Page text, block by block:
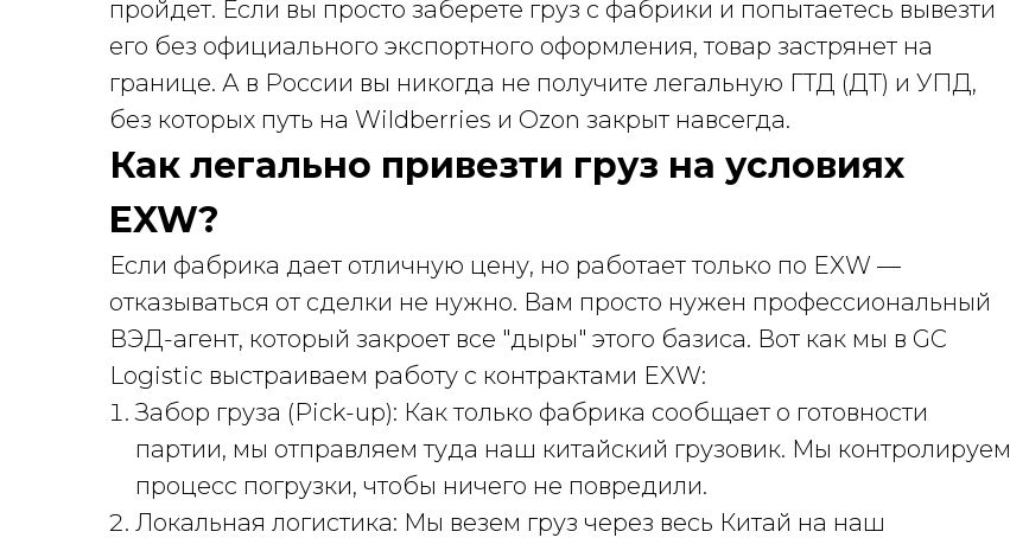
пройдет. Если вы просто заберете груз с фабрики и попытаетесь вывезти
его без официального экспортного оформления, товар застрянет на
границе. А в России вы никогда не получите легальную ГТД (ДТ) и УПД,
без которых путь на Wildberries и Ozon закрыт навсегда.
Как легально привезти груз на условиях
EXW?
Если фабрика дает отличную цену, но работает только по EXW —
отказываться от сделки не нужно. Вам просто нужен профессиональный
ВЭД-агент, который закроет все "дыры" этого базиса. Вот как мы в GC
Logistic выстраиваем работу с контрактами EXW:
Забор груза (Pick-up): Как только фабрика сообщает о готовности
партии, мы отправляем туда наш китайский грузовик. Мы контролируем
процесс погрузки, чтобы ничего не повредили.
Локальная логистика: Мы везем груз через весь Китай на наш